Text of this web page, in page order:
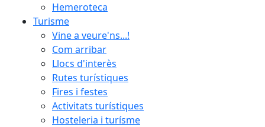
Hemeroteca
Turisme
Vine a veure'ns...!
Com arribar
Llocs d'interès
Rutes turístiques
Fires i festes
Activitats turístiques
Hosteleria i turísme